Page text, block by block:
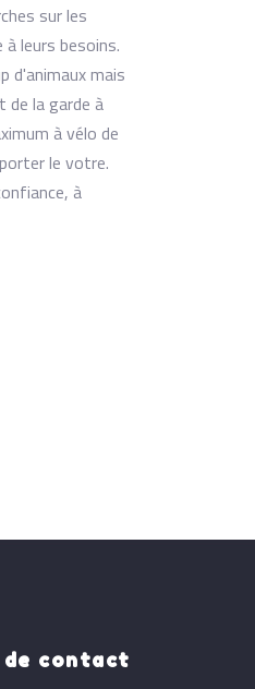
sur les
leurs besoins.
d'animaux mais
de la garde à
à vélo de
le votre.
à
contact